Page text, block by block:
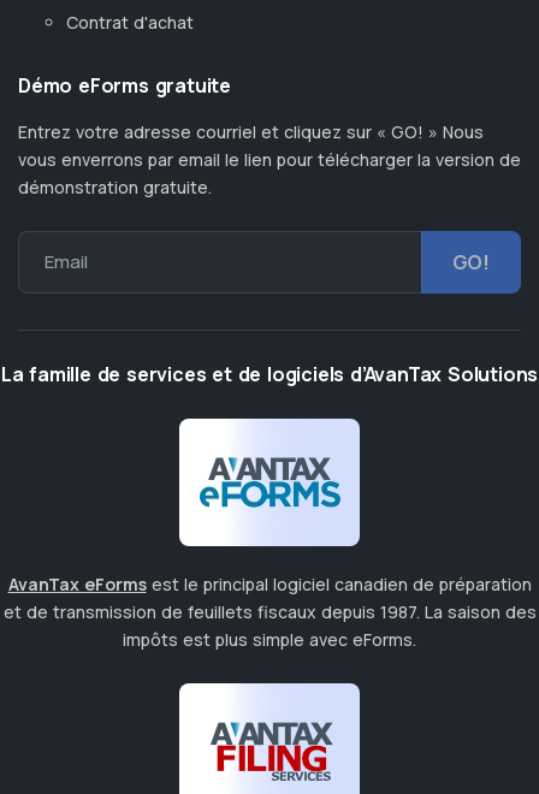
Contrat d'achat
Démo eForms gratuite
Entrez votre adresse courriel et cliquez sur « GO! » Nous
vous enverrons par email le lien pour télécharger la version de
démonstration gratuite.
Email
La famille de services et de logiciels d’AvanTax Solutions
AvanTax eForms est le principal logiciel canadien de préparation
et de transmission de feuillets fiscaux depuis 1987. La saison des
impôts est plus simple avec eForms.